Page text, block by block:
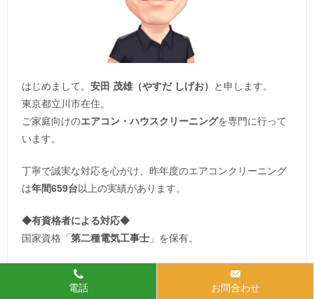
はじめまして。 安田 茂雄（やすだ しげお）
と申します。
東京都立川市在住。
ご家庭向けのエアコン・ハウスクリーニングを専門に行って
います。
丁寧で誠実な対応を心がけ、昨年度のエアコンクリーニング
は年間659台以上の実績があります。
◆有資格者による対応◆
国家資格「 第二種電気工事士 」を保有。
安心・確実な電気機器の取り扱いで 施工品質も保証
電話 お問合わせ